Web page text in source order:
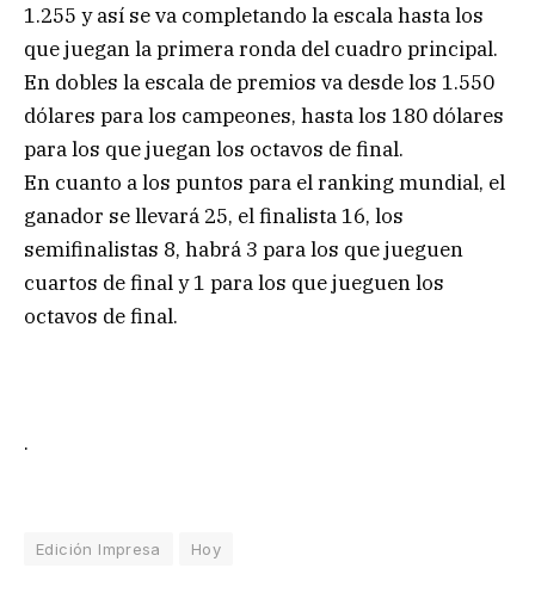
1.255 y así se va completando la escala hasta los
que juegan la primera ronda del cuadro principal.
En dobles la escala de premios va desde los 1.550
dólares para los campeones, hasta los 180 dólares
para los que juegan los octavos de final.
En cuanto a los puntos para el ranking mundial, el
ganador se llevará 25, el finalista 16, los
semifinalistas 8, habrá 3 para los que jueguen
cuartos de final y 1 para los que jueguen los
octavos de final.
.
Edición Impresa Hoy